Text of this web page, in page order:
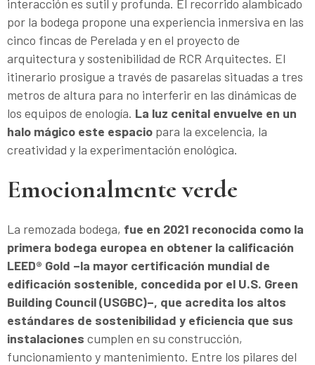
interacción es sutil y profunda. El recorrido alambicado
por la bodega propone una experiencia inmersiva en las
cinco fincas de Perelada y en el proyecto de
arquitectura y sostenibilidad de RCR Arquitectes. El
itinerario prosigue a través de pasarelas situadas a tres
metros de altura para no interferir en las dinámicas de
los equipos de enología. La luz cenital envuelve en un
halo mágico este espacio para la excelencia, la
creatividad y la experimentación enológica.
Emocionalmente verde
La remozada bodega, fue en 2021 reconocida como la
primera bodega europea en obtener la calificación
LEED® Gold –la mayor certificación mundial de
edificación sostenible, concedida por el U.S. Green
Building Council (USGBC)–, que acredita los altos
estándares de sostenibilidad y eficiencia que sus
instalaciones cumplen en su construcción,
funcionamiento y mantenimiento. Entre los pilares del